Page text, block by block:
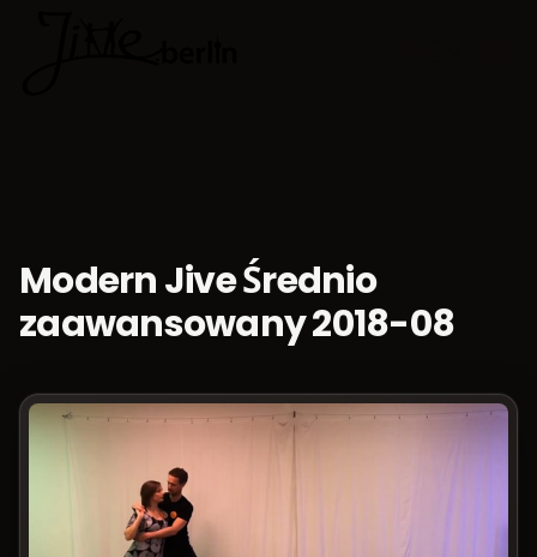
Modern Jive Średnio
zaawansowany 2018-08